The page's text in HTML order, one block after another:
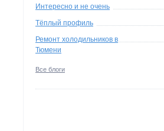
Интересно и не очень
Тёплый профиль
Ремонт холодильников в
Тюмени
Все блоги